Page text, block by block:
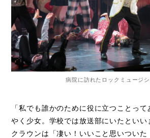
病院に訪れたロックミュージ
「私でも誰かのために役に立つことっ
やく少女。学校では放送部にいたといい
クラウンは「凄い！いいこと思いついた